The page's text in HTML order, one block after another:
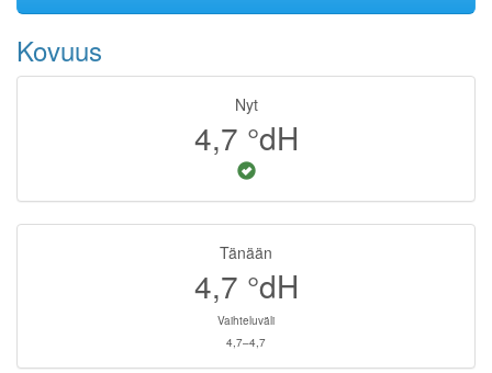
Kovuus
Nyt
4,7 °dH
Tänään
4,7 °dH
Vaihteluväli
4,7–4,7